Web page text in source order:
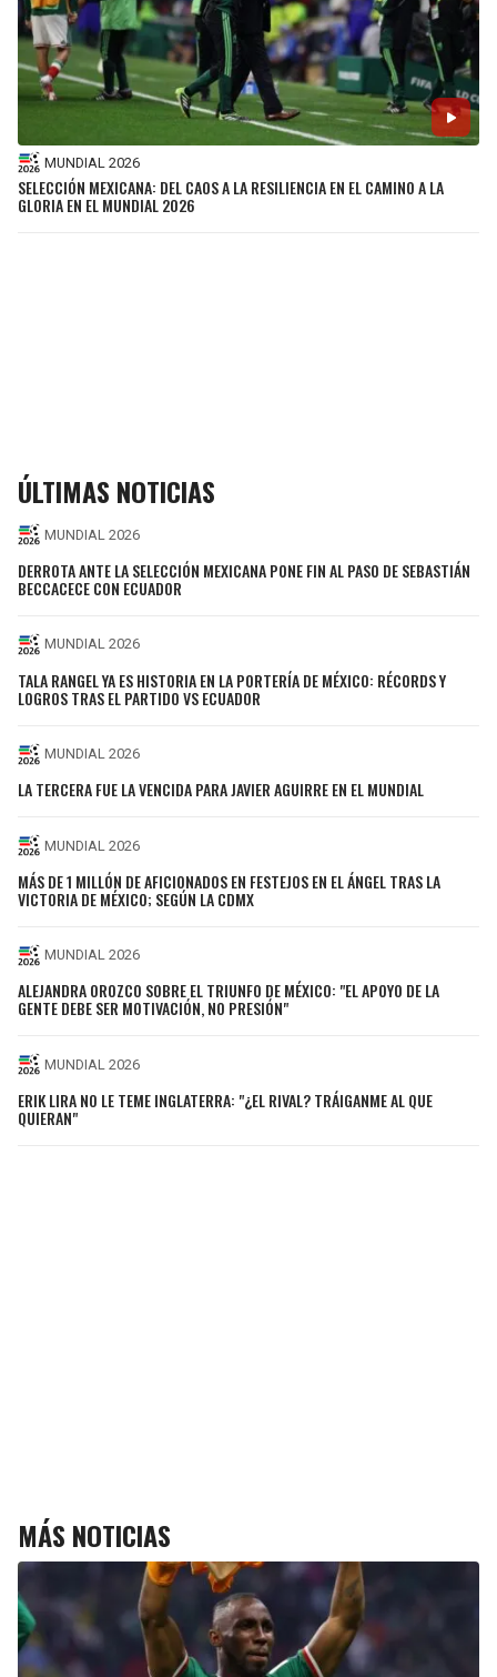
MUNDIAL 2026
SELECCIÓN MEXICANA: DEL CAOS A LA RESILIENCIA EN EL CAMINO A LA
GLORIA EN EL MUNDIAL 2026
ÚLTIMAS NOTICIAS
MUNDIAL 2026
DERROTA ANTE LA SELECCIÓN MEXICANA PONE FIN AL PASO DE SEBASTIÁN
BECCACECE CON ECUADOR
MUNDIAL 2026
TALA RANGEL YA ES HISTORIA EN LA PORTERÍA DE MÉXICO: RÉCORDS Y
LOGROS TRAS EL PARTIDO VS ECUADOR
MUNDIAL 2026
LA TERCERA FUE LA VENCIDA PARA JAVIER AGUIRRE EN EL MUNDIAL
MUNDIAL 2026
MÁS DE 1 MILLÓN DE AFICIONADOS EN FESTEJOS EN EL ÁNGEL TRAS LA
VICTORIA DE MÉXICO; SEGÚN LA CDMX
MUNDIAL 2026
ALEJANDRA OROZCO SOBRE EL TRIUNFO DE MÉXICO: "EL APOYO DE LA
GENTE DEBE SER MOTIVACIÓN, NO PRESIÓN"
MUNDIAL 2026
ERIK LIRA NO LE TEME INGLATERRA: "¿EL RIVAL? TRÁIGANME AL QUE
QUIERAN"
MÁS NOTICIAS